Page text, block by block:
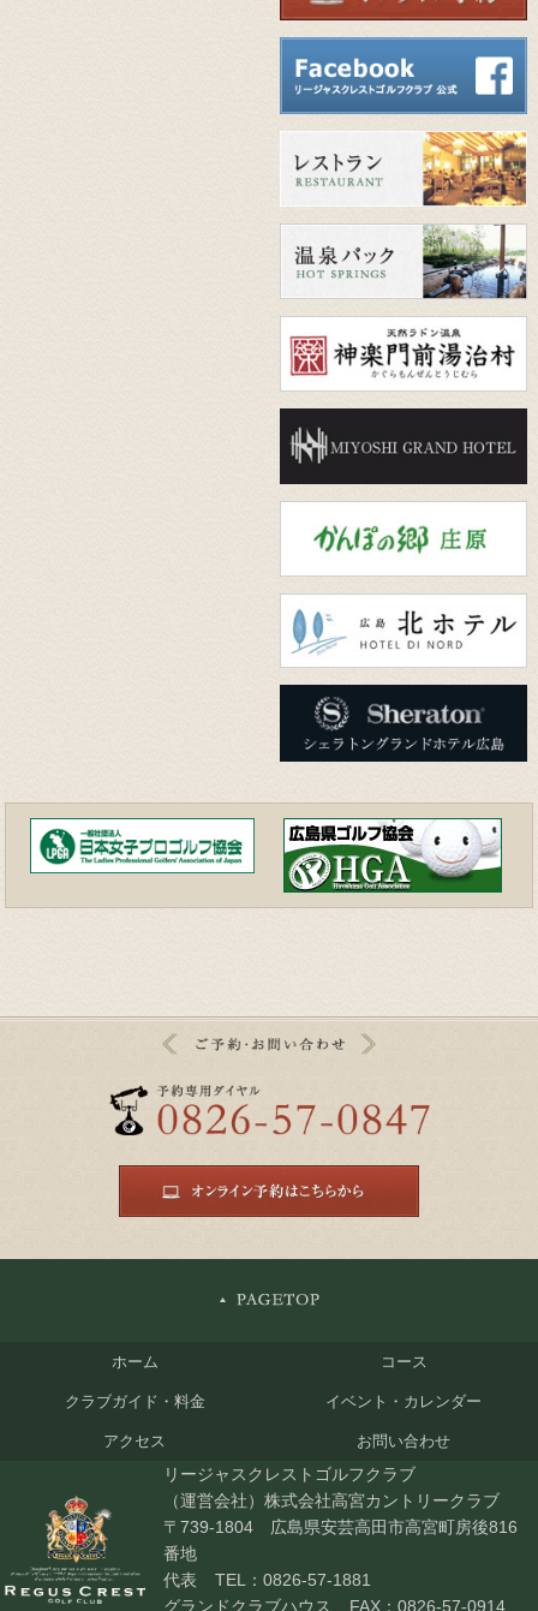
ホーム コース
クラブガイド・料金 イベント・カレンダー
アクセス お問い合わせ
リージャスクレストゴルフクラブ
（運営会社）株式会社高宮カントリークラブ
〒739-1804 広島県安芸高田市高宮町房後816
番地
代表
TEL：0826-57-1881
グランドクラブハウス
FAX：0826-57-0914